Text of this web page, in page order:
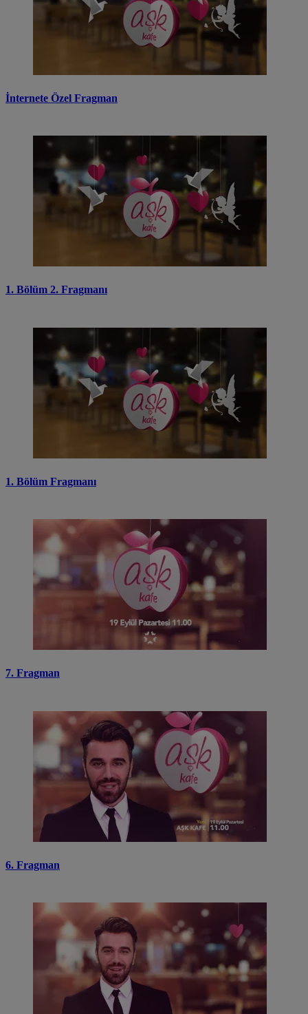
İnternete Özel Fragman
1. Bölüm 2. Fragmanı
1. Bölüm Fragmanı
7. Fragman
6. Fragman